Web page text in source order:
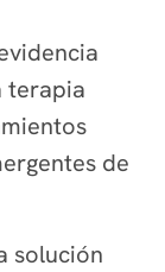
terapia
de
solución